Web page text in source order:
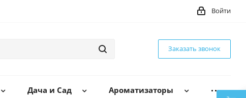
Войти
Заказать звонок
Дача и Сад Ароматизаторы